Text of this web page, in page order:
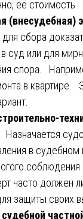
её стоимость.
(внесудебная)
сбора
суд или для
спора.
в квартире.
Назначается
в судебном
часто должен
защиты своих